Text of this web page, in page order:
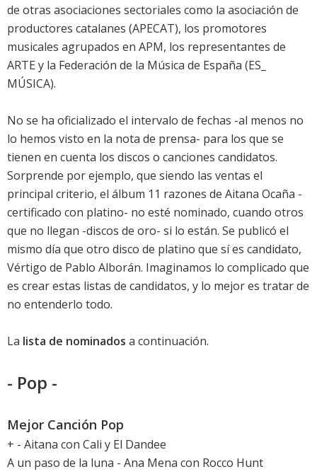
de otras asociaciones sectoriales como la asociación de
productores catalanes (APECAT), los promotores
musicales agrupados en APM, los representantes de
ARTE y la Federación de la Música de España (ES_
MÚSICA).
No se ha oficializado el intervalo de fechas -al menos no
lo hemos visto en la nota de prensa- para los que se
tienen en cuenta los discos o canciones candidatos.
Sorprende por ejemplo, que siendo las ventas el
principal criterio, el álbum 11 razones de Aitana Ocaña -
certificado con platino- no esté nominado, cuando otros
que no llegan -discos de oro- si lo están. Se publicó el
mismo día que otro disco de platino que sí es candidato,
Vértigo de Pablo Alborán. Imaginamos lo complicado que
es crear estas listas de candidatos, y lo mejor es tratar de
no entenderlo todo.
La lista de nominados a continuación.
- Pop -
Mejor Canción Pop
+ - Aitana con Cali y El Dandee
A un paso de la luna - Ana Mena con Rocco Hunt